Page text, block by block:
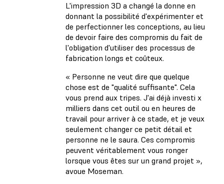
L'impression 3D a changé la donne en
donnant la possibilité d'expérimenter et
de perfectionner les conceptions, au lieu
de devoir faire des compromis du fait de
l'obligation d'utiliser des processus de
fabrication longs et coûteux.
« Personne ne veut dire que quelque
chose est de "qualité suffisante". Cela
vous prend aux tripes. J'ai déjà investi x
milliers dans cet outil ou en heures de
travail pour arriver à ce stade, et je veux
seulement changer ce petit détail et
personne ne le saura. Ces compromis
peuvent véritablement vous ronger
lorsque vous êtes sur un grand projet »,
avoue Moseman.